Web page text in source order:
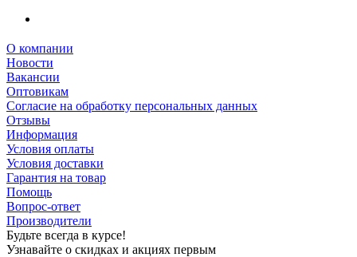
О компании
Новости
Вакансии
Оптовикам
Cогласие на обработку персональных данных
Отзывы
Информация
Условия оплаты
Условия доставки
Гарантия на товар
Помощь
Вопрос-ответ
Производители
Будьте всегда в курсе!
Узнавайте о скидках и акциях первым